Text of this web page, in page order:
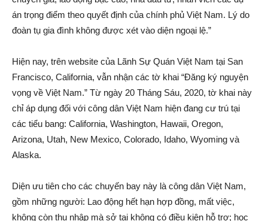
án trọng điểm theo quyết định của chính phủ Việt Nam. Lý do
đoàn tụ gia đình không được xét vào diện ngoại lệ.”
Hiện nay, trên website của Lãnh Sự Quán Việt Nam tại San
Francisco, California, vẫn nhận các tờ khai “Đăng ký nguyện
vọng về Việt Nam.” Từ ngày 20 Tháng Sáu, 2020, tờ khai này
chỉ áp dụng đối với công dân Việt Nam hiện đang cư trú tại
các tiểu bang: California, Washington, Hawaii, Oregon,
Arizona, Utah, New Mexico, Colorado, Idaho, Wyoming và
Alaska.
Diện ưu tiên cho các chuyến bay này là công dân Việt Nam,
gồm những người: Lao động hết hạn hợp đồng, mất việc,
không còn thu nhập mà sở tại không có điều kiện hỗ trợ; học